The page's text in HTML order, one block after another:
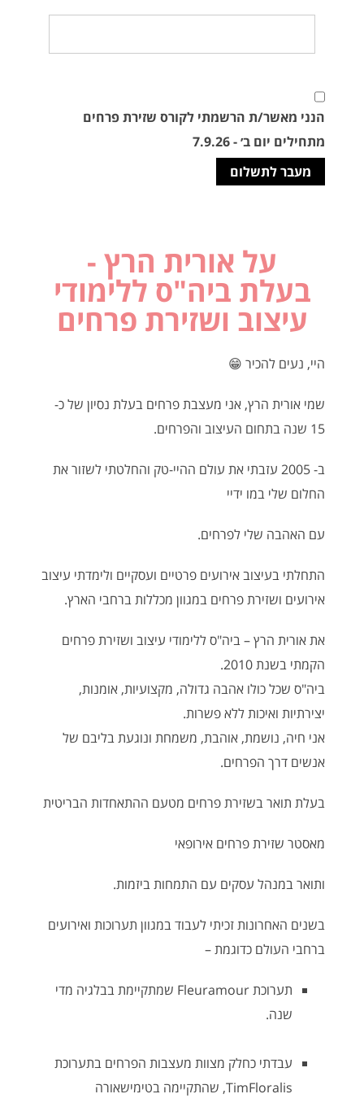
הנני מאשר/ת הרשמתי לקורס שזירת פרחים
מתחילים יום ב׳ - 7.9.26
על אורית הרץ -
בעלת ביה"ס ללימודי
עיצוב ושזירת פרחים
היי, נעים להכיר 😁
שמי אורית הרץ, אני מעצבת פרחים בעלת נסיון של כ-
15 שנה בתחום העיצוב והפרחים.
ב- 2005 עזבתי את עולם ההיי-טק והחלטתי לשזור את
החלום שלי במו ידיי
עם האהבה שלי לפרחים.
התחלתי בעיצוב אירועים פרטיים ועסקיים ולימדתי עיצוב
אירועים ושזירת פרחים במגוון מכללות ברחבי הארץ.
את אורית הרץ – ביה"ס ללימודי עיצוב ושזירת פרחים
הקמתי בשנת 2010.
ביה"ס שכל כולו אהבה גדולה, מקצועיות, אומנות,
יצירתיות ואיכות ללא פשרות.
אני חיה, נושמת, אוהבת, משמחת ונוגעת בליבם של
אנשים דרך הפרחים.
בעלת תואר בשזירת פרחים מטעם ההתאחדות הבריטית
מאסטר שזירת פרחים אירופאי
ותואר במנהל עסקים עם התמחות ביזמות.
בשנים האחרונות זכיתי לעבוד במגוון תערוכות ואירועים
ברחבי העולם כדוגמת –
תערוכת Fleuramour שמתקיימת בבלגיה מדי
שנה.
עבדתי כחלק מצוות מעצבות הפרחים בתערוכת
TimFloralis, שהתקיימה בטימישאורה